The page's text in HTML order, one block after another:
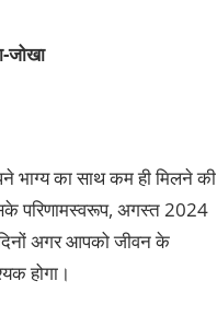
जोखा
का साथ कम ही मिलने की
परिणामस्वरूप, अगस्त 2024
अगर आपको जीवन के
होगा।